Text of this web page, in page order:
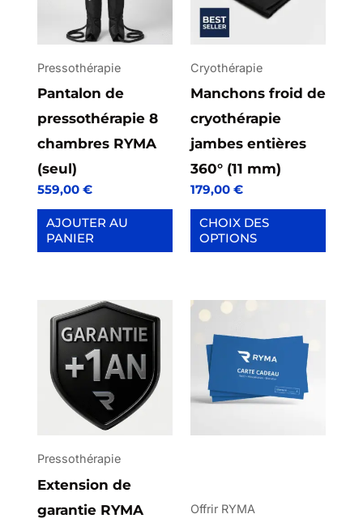
Pressothérapie
Pantalon de
pressothérapie 8
chambres RYMA
(seul)
559,00 €
AJOUTER AU
PANIER
Cryothérapie
Manchons froid de
cryothérapie
jambes entières
360° (11 mm)
179,00 €
CHOIX DES
OPTIONS
variations.
Les
options
peuvent
être
choisies
sur
la
page
du
Pressothérapie
Extension de
garantie RYMA
Offrir RYMA